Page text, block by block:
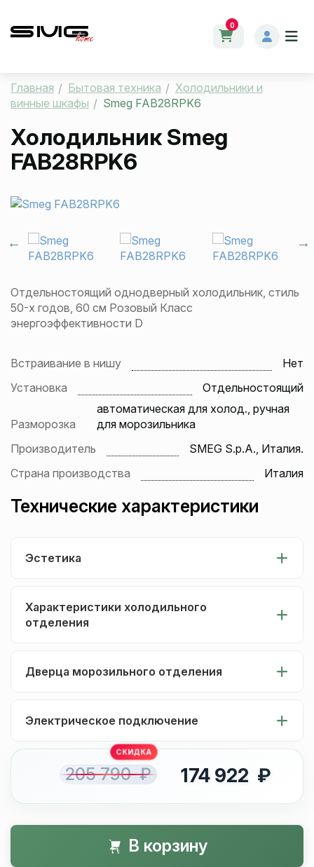
0
Главная Бытовая техника
Холодильники и
винные шкафы
Smeg FAB28RPK6
Холодильник Smeg
FAB28RPK6
Отдельностоящий однодверный холодильник, стиль
50-х годов, 60 см Розовый Класс
энергоэффективности D
Встраивание в нишу
Нет
Установка
Отдельностоящий
Разморозка
автоматическая для холод., ручная
для морозильника
Производитель
SMEG S.p.A., Италия.
Страна производства
Италия
Технические характеристики
Эстетика
Характеристики холодильного
отделения
Дверца морозильного отделения
Электрическое подключение
205 790 ₽ 174 922 ₽
В корзину